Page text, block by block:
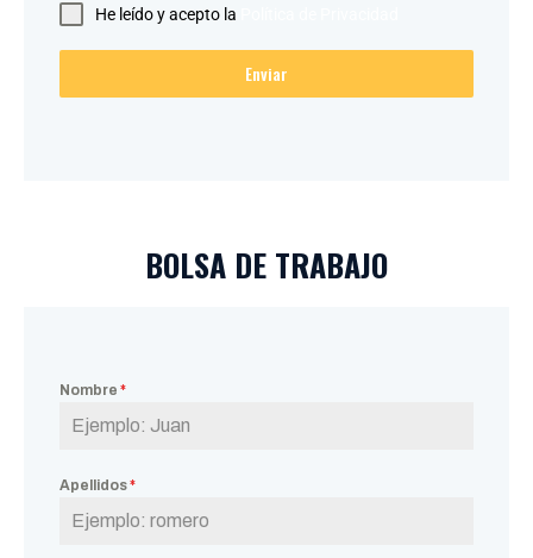
He leído y acepto la
Enviar
BOLSA DE TRABAJO
Nombre *
Apellidos*